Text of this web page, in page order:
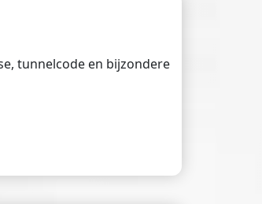
tunnelcode en bijzondere